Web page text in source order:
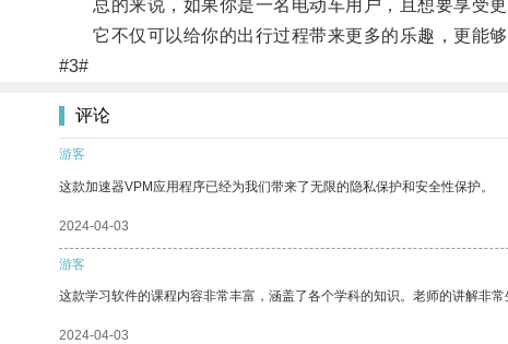
总的来说，如果你是一名电动车用户，且想要享受更
它不仅可以给你的出行过程带来更多的乐趣，更能够
#3#
评论
游客
这款加速器VPM应用程序已经为我们带来了无限的隐私保护和安全性保护。
2024-04-03
游客
这款学习软件的课程内容非常丰富，涵盖了各个学科的知识。老师的讲解非常
2024-04-03